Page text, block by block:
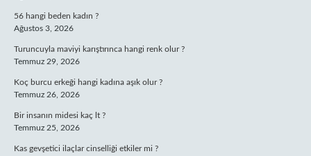
56 hangi beden kadın ?
Ağustos 3, 2026
Turuncuyla maviyi karıştırınca hangi renk olur ?
Temmuz 29, 2026
Koç burcu erkeği hangi kadına aşık olur ?
Temmuz 26, 2026
Bir insanın midesi kaç lt ?
Temmuz 25, 2026
Kas gevşetici ilaçlar cinselliği etkiler mi ?